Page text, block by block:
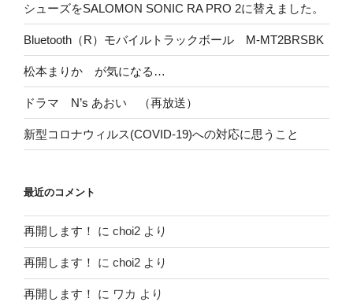
シューズをSALOMON SONIC RA PRO 2に替えました。
Bluetooth（R）モバイルトラックボール M-MT2BRSBK
松本まりか が気になる…
ドラマ N’s あおい （再放送）
新型コロナウィルス(COVID-19)への対応に思うこと
最近のコメント
再開します！ に choi2 より
再開します！ に choi2 より
再開します！ に ワカ より